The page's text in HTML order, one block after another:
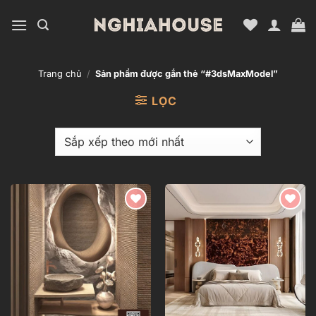
qua
Trang chủ / Sản phẩm được gắn thẻ “#3dsMaxModel”
LỌC
Add to
wishlist
Add to